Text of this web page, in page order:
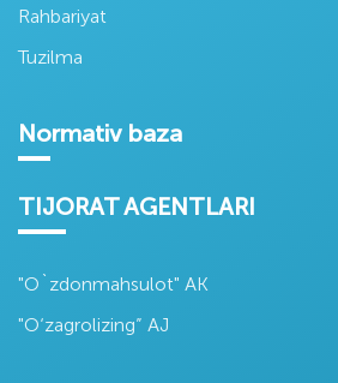
Rahbariyat
Tuzilma
Normativ baza
TIJORAT AGENTLARI
"O`zdonmahsulot" AK
"O‘zagrolizing” AJ